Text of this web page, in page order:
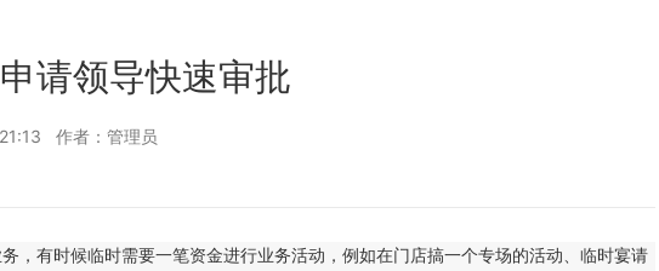
请领导快速审批
作者：管理员
，有时候临时需要一笔资金进行业务活动，例如在门店搞一个专场的活动、临时宴请